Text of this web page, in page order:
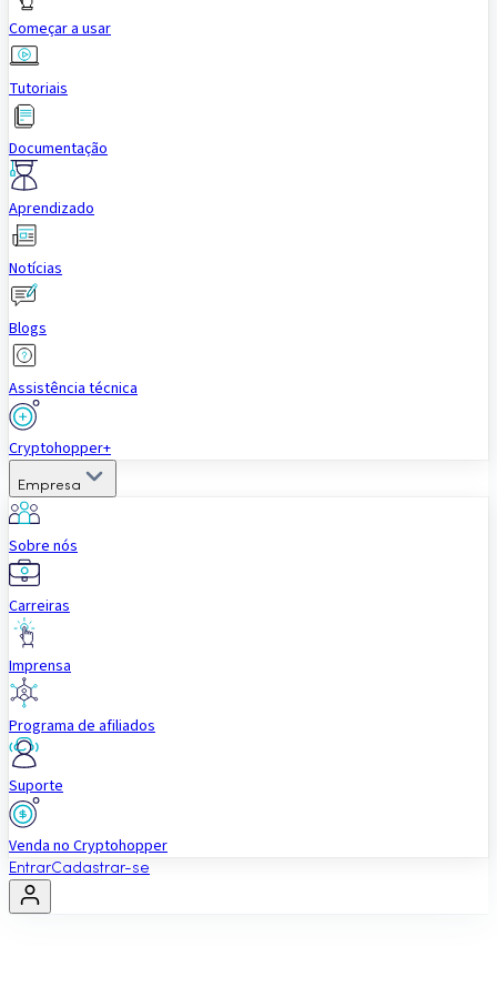
Começar a usar
Tutoriais
Documentação
Aprendizado
Notícias
Blogs
Assistência técnica
Cryptohopper+
Empresa
Sobre nós
Carreiras
Imprensa
Programa de afiliados
Suporte
Venda no Cryptohopper
EntrarCadastrar-se